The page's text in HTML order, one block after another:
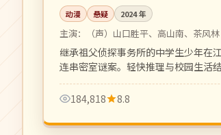
动漫 悬疑 2024年
主演： （声）山口胜平、高山南、茶风林
继承祖父侦探事务所的中学生少年在
连串密室谜案。轻快推理与校园生活
年推理动画。
184,818
8.8
高分